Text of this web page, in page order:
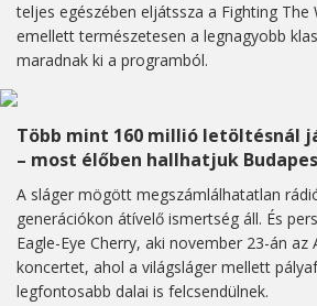
teljes egészében eljátssza a Fighting The
emellett természetesen a legnagyobb
maradnak ki a programból.
Több mint 160 millió letöltésnál
– most élőben hallhatjuk
A sláger mögött megszámlálhatatlan
generációkon átívelő ismertség áll. És
Eagle-Eye Cherry, aki november 23-án az
koncertet, ahol a világsláger mellett
legfontosabb dalai is felcsendülnek.